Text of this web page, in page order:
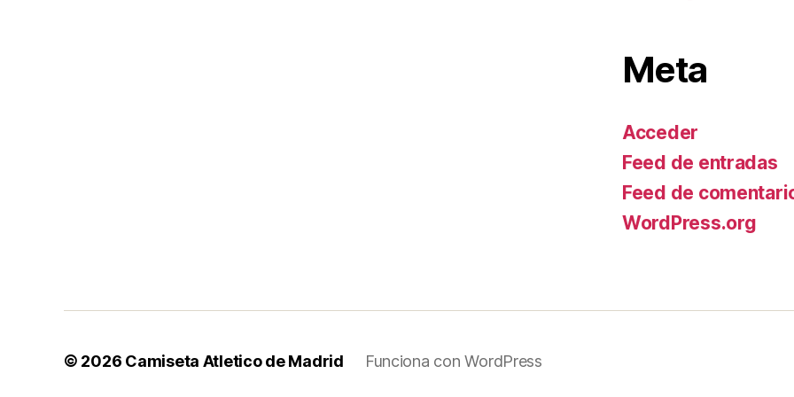
Meta
Acceder
Feed de entradas
Feed de
WordPress.org
© 2026 Camiseta Atletico de Madrid Funciona con WordPress